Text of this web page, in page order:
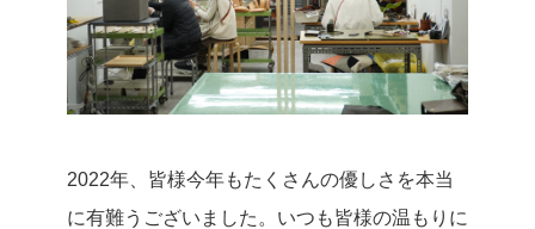
2022年、皆様今年もたくさんの優しさを本当
に有難うございました。いつも皆様の温もりに